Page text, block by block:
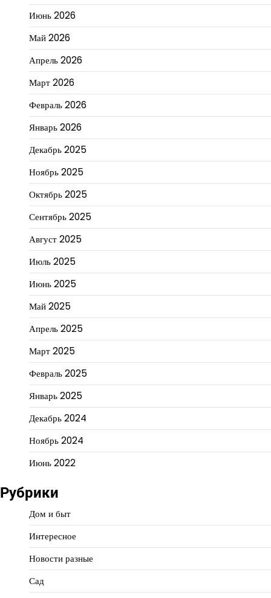
Июнь 2026
Май 2026
Апрель 2026
Март 2026
Февраль 2026
Январь 2026
Декабрь 2025
Ноябрь 2025
Октябрь 2025
Сентябрь 2025
Август 2025
Июль 2025
Июнь 2025
Май 2025
Апрель 2025
Март 2025
Февраль 2025
Январь 2025
Декабрь 2024
Ноябрь 2024
Июнь 2022
Рубрики
Дом и быт
Интересное
Новости разные
Сад